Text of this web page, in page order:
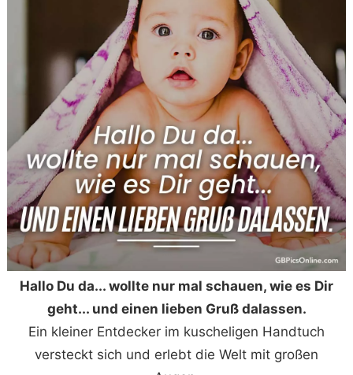
Hallo Du da... wollte nur mal schauen, wie es Dir
geht... und einen lieben Gruß dalassen.
Ein kleiner Entdecker im kuscheligen Handtuch
versteckt sich und erlebt die Welt mit großen